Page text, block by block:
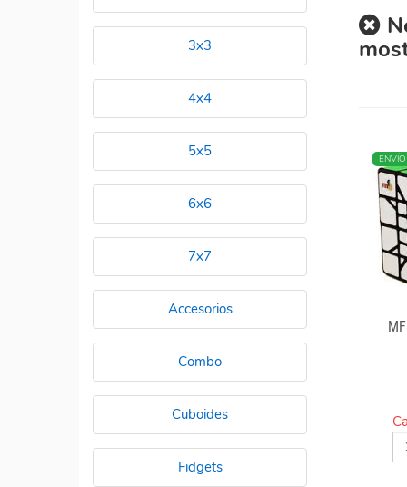
3x3
4x4
5x5
6x6
7x7
Accesorios
Combo
Cuboides
Fidgets